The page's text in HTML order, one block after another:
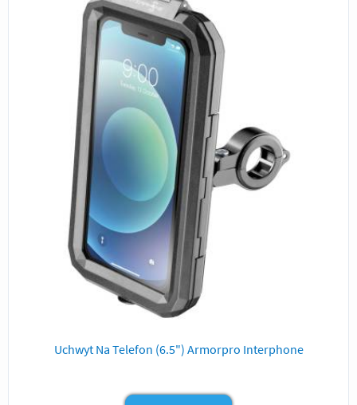
Uchwyt Na Telefon (6.5") Armorpro Interphone